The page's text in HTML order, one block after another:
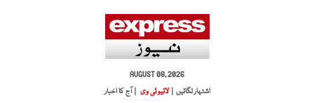
AUGUST 08, 2026
اشتہار لگائیں |
لائیو ٹی وی | آج کا اخبار